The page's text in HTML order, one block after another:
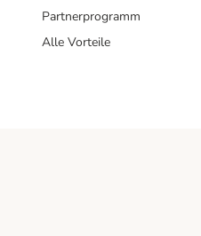
Partnerprogramm
Alle Vorteile